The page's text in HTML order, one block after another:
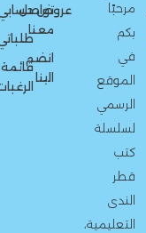
مرحبًا
بكم
في
الموقع
الرسمي
لسلسلة
كتب
قطر
الندى
التعليمية،
عروضتواصل
معنا
انضم
الينا
قائمة